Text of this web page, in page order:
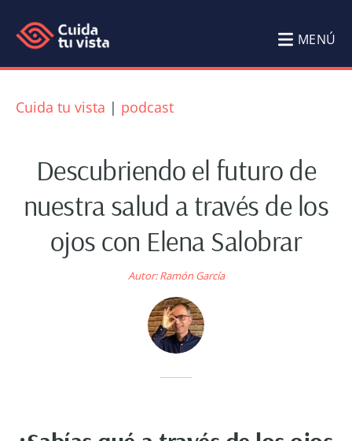
al
contenido
al
pie
página
Cuida
tu
de
Cuida
tu
MENÚ
Cuida tu vista | podcast
Descubriendo el futuro de
nuestra salud a través de los
ojos con Elena Salobrar
Autor:Ramón García